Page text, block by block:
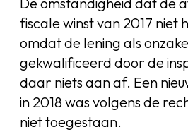
fiscale winst van 2017 niet
omdat de lening als
gekwalificeerd door de
daar niets aan af. Een
in 2018 was volgens de
niet toegestaan.